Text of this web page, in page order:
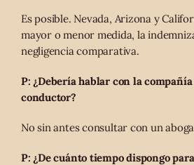
Es posible. Nevada, Arizona y
mayor o menor medida, la
negligencia comparativa.
P: ¿Debería hablar con la
conductor?
No sin antes consultar con un
P: ¿De cuánto tiempo dispongo